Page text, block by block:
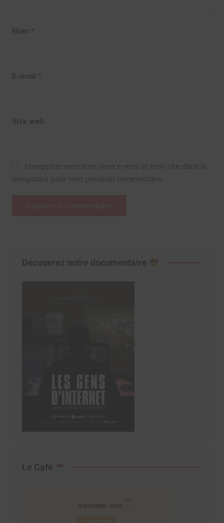
Nom *
E-mail *
Site web
Enregistrer mon nom, mon e-mail et mon site dans le
navigateur pour mon prochain commentaire.
Découvrez notre documentaire
Le Café